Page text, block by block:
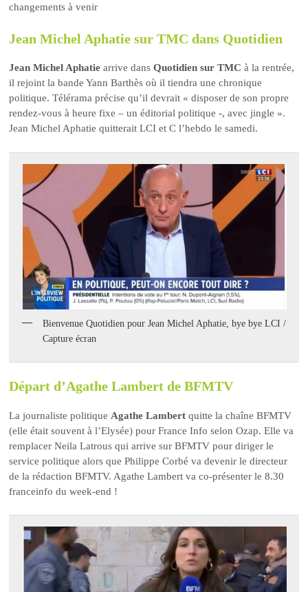
changements à venir
Jean Michel Aphatie sur TMC dans Quotidien
Jean Michel Aphatiearrive dansQuotidien sur TMC à la rentrée,
il rejoint la bande Yann Barthès où il tiendra une chronique
politique. Télérama précise qu’il devrait « disposer de son propre
rendez-vous à heure fixe – un éditorial politique -, avec jingle ».
Jean Michel Aphatie quitterait LCI et C l’hebdo le samedi.
Bienvenue Quotidien pour Jean Michel Aphatie, bye bye LCI /
Capture écran
Départ d’Agathe Lambert de BFMTV
La journaliste politique Agathe Lambert quitte la chaîne BFMTV
(elle était souvent à l’Elysée) pour France Info selon Ozap. Elle va
remplacer Neila Latrous qui arrive sur BFMTV pour diriger le
service politique alors que Philippe Corbé va devenir le directeur
de la rédaction BFMTV. Agathe Lambert va co-présenter le 8.30
franceinfo du week-end !